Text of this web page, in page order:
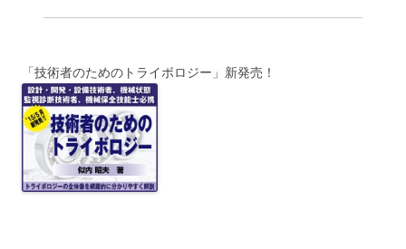
「技術者のためのトライボロジー」新発売！